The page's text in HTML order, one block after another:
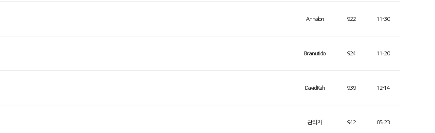
Annalon 922 11-30
Brianutido 924 11-20
DavidKah 939 12-14
관리자 942 05-23